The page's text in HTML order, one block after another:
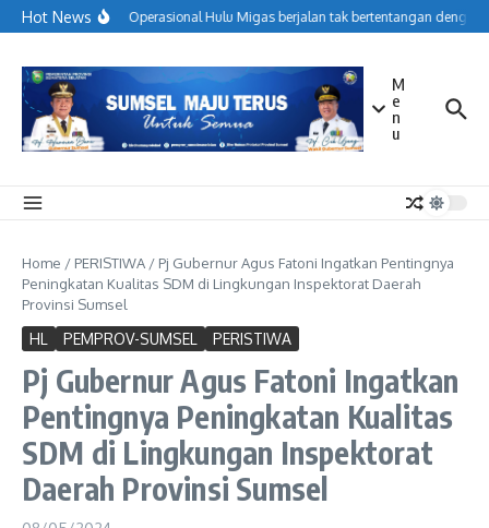
Lewati ke konten
Hot NewsMenjaga Operasional Hulu Migas berjalan tak bertentangan dengan
M
e
n
u
Home / PERISTIWA / Pj Gubernur Agus Fatoni Ingatkan Pentingnya
Peningkatan Kualitas SDM di Lingkungan Inspektorat Daerah
Provinsi Sumsel
HL PEMPROV-SUMSEL PERISTIWA
Pj Gubernur Agus Fatoni Ingatkan
Pentingnya Peningkatan Kualitas
SDM di Lingkungan Inspektorat
Daerah Provinsi Sumsel